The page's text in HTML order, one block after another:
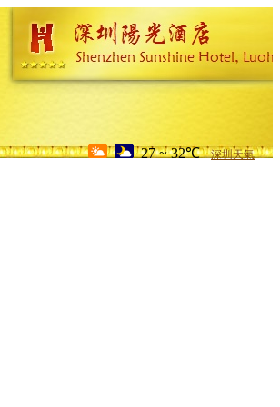
27 ~ 32℃ 深圳天氣